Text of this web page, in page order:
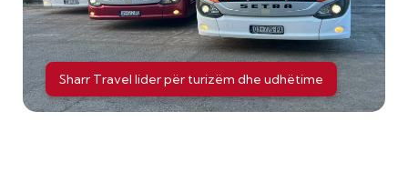
Sharr Travel lider për turizëm dhe udhëtime